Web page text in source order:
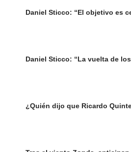
Daniel Sticco: “El objetivo es
Daniel Sticco: “La vuelta de
¿Quién dijo que Ricardo